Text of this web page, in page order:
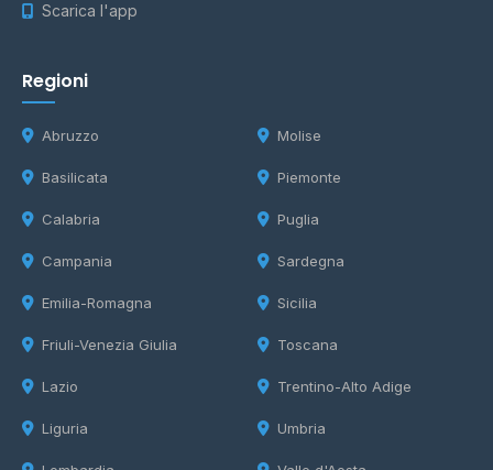
Scarica l'app
Regioni
Abruzzo
Basilicata
Calabria
Campania
Emilia-Romagna
Friuli-Venezia Giulia
Lazio
Liguria
Molise
Piemonte
Puglia
Sardegna
Sicilia
Toscana
Trentino-Alto Adige
Umbria